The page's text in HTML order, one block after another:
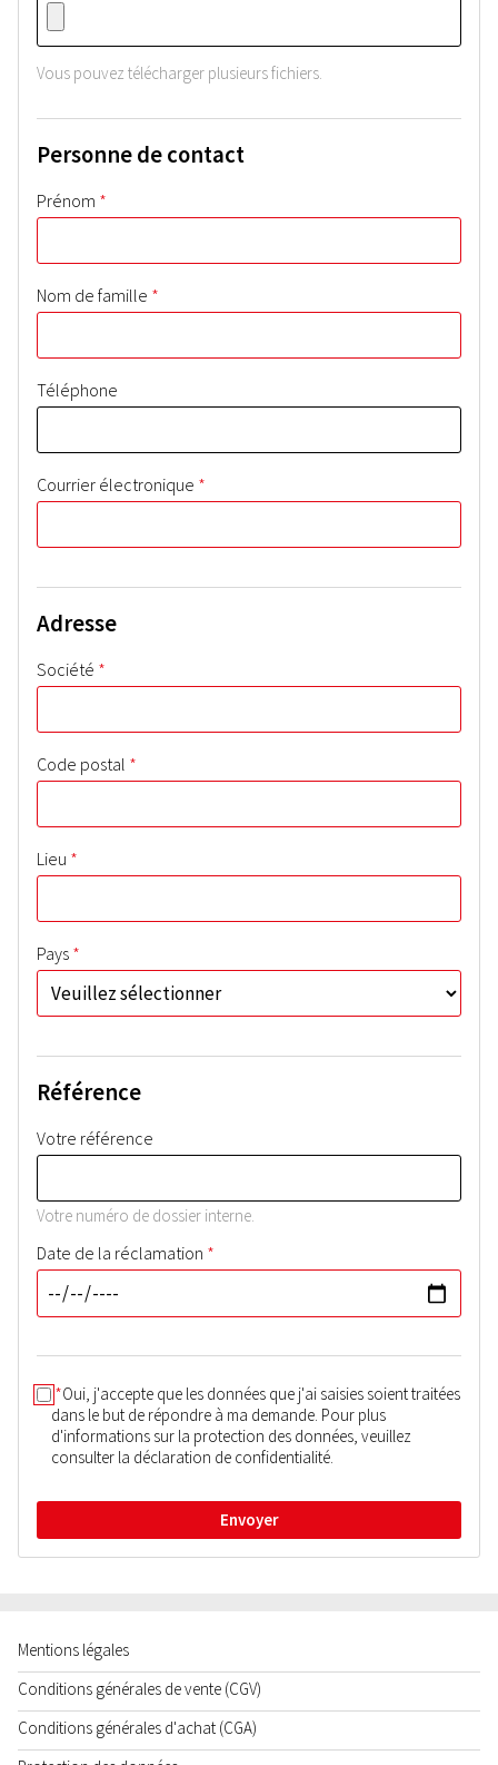
Vous pouvez télécharger plusieurs fichiers.
Personne de contact
Prénom *
Nom de famille *
Téléphone
Courrier électronique *
Adresse
Société *
Code postal *
Lieu *
Pays *
Référence
Votre référence
Votre numéro de dossier interne.
Date de la réclamation *
*Oui, j'accepte que les données que j'ai saisies soient traitées
dans le but de répondre à ma demande. Pour plus
d'informations sur la protection des données, veuillez
consulter la déclaration de confidentialité.
Envoyer
Mentions légales
Conditions générales de vente (CGV)
Conditions générales d'achat (CGA)